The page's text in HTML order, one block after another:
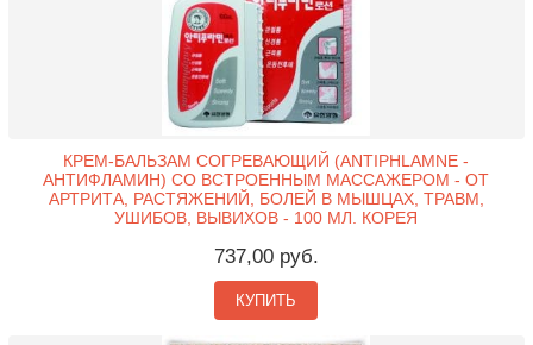
КРЕМ-БАЛЬЗАМ СОГРЕВАЮЩИЙ (ANTIPHLAMNE -
АНТИФЛАМИН) СО ВСТРОЕННЫМ МАССАЖЕРОМ - ОТ
АРТРИТА, РАСТЯЖЕНИЙ, БОЛЕЙ В МЫШЦАХ, ТРАВМ,
УШИБОВ, ВЫВИХОВ - 100 МЛ. КОРЕЯ
737,00 руб.
КУПИТЬ